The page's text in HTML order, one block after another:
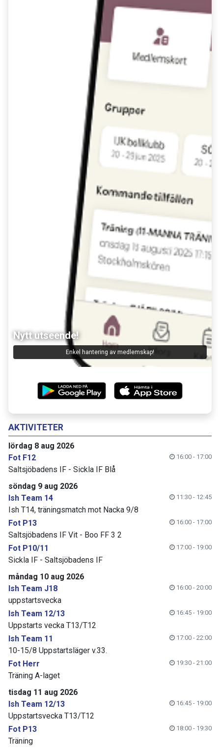
Nytt utseende!
Enkel hantering av medlemskap!
AKTIVITETER
lördag 8 aug 2026
Fot F12
16:00 - 17:00
Saltsjöbadens IF - Sickla IF Blå
söndag 9 aug 2026
Ish Team 14
11:30 - 12:45
Ish T14, träningsmatch mot Nacka 9/8
Fot P13
16:00 - 17:00
Saltsjöbadens IF Vit - Boo FF 3 2
Fot P10/11
17:00 - 19:00
Sickla IF - Saltsjöbadens IF
måndag 10 aug 2026
Ish Team J18
16:00 - 20:00
uppstartsvecka
Ish Team 12/13
16:45 - 19:00
Uppstarts vecka T13/T12
Ish Team 11
17:00 - 22:00
10-15/8 Uppstartsläger v.33.
Fot Herr
19:30 - 21:00
Träning A-laget
tisdag 11 aug 2026
Ish Team 12/13
16:45 - 19:00
Uppstartsvecka T13/T12
Fot P13
18:00 - 19:30
Träning